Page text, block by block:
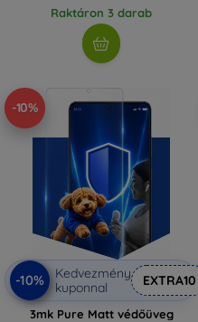
Raktáron 3 darab
-10%
-10%
Kedvezmény
kuponnal
EXTRA10
3mk Pure Matt védőüveg